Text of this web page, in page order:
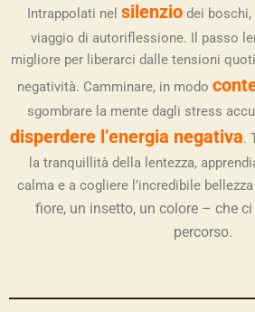
Intrappolati nel silenziodei boschi,
viaggio di autoriflessione. Il passo
migliore per liberarci dalle tensioni
negatività. Camminare, in modo
sgombrare la mente dagli stress
disperdere l’energia negativa.
la tranquillità della lentezza,
calma e a cogliere l’incredibile
fiore, un insetto, un colore – che ci
percorso.